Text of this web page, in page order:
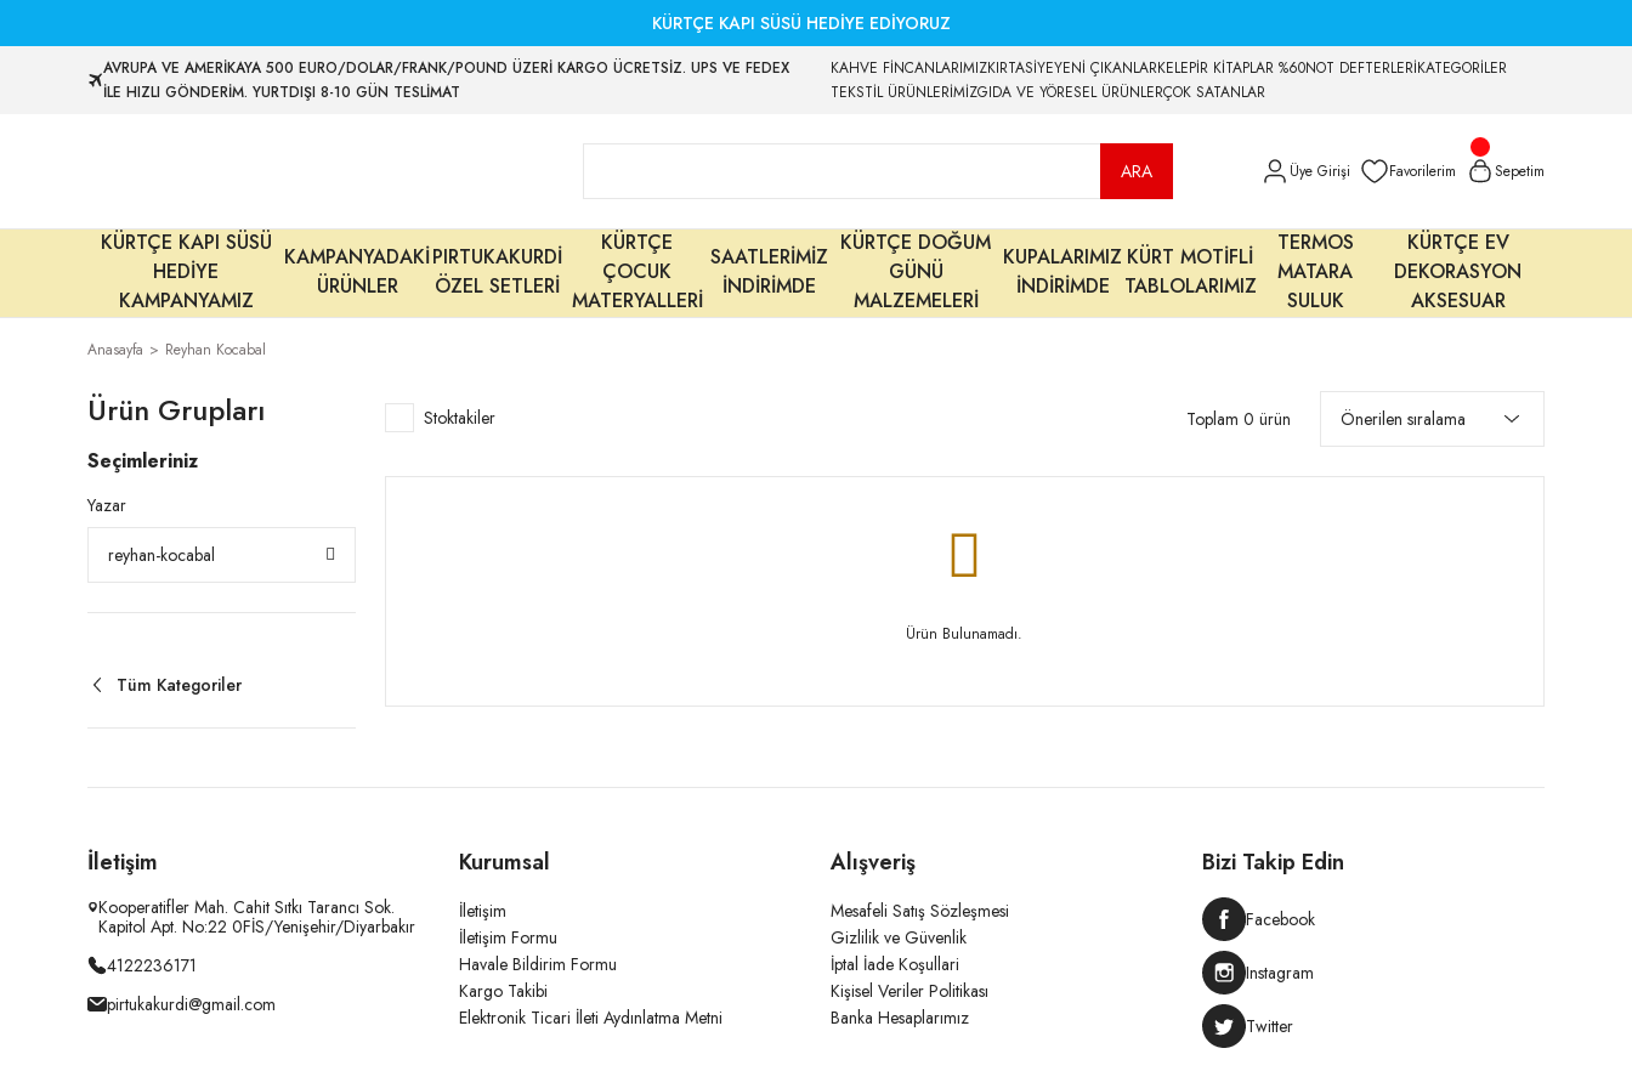
KÜRTÇE KAPI SÜSÜ HEDİYE EDİYORUZ
AVRUPA VE AMERİKAYA 500 EURO/DOLAR/FRANK/POUND ÜZERİ KARGO ÜCRETSİZ. UPS VE FEDEX
İLE HIZLI GÖNDERİM. YURTDIŞI 8-10 GÜN TESLİMAT
KAHVE FİNCANLARIMIZKIRTASİYEYENİ ÇIKANLARKELEPİR KİTAPLAR %60NOT DEFTERLERİKATEGORİLER
TEKSTİL ÜRÜNLERİMİZGIDA VE YÖRESEL ÜRÜNLERÇOK SATANLAR
ARA Üye Girişi Favorilerim Sepetim
KÜRTÇE KAPI SÜSÜ
HEDİYE
KAMPANYAMIZ
KAMPANYADAKİ
ÜRÜNLER
PIRTUKAKURDİ
ÖZEL SETLERİ
KÜRTÇE
ÇOCUK
MATERYALLERİ
SAATLERİMİZ
İNDİRİMDE
KÜRTÇE DOĞUM
GÜNÜ
MALZEMELERİ
KUPALARIMIZ
İNDİRİMDE
KÜRT MOTİFLİ
TABLOLARIMIZ
TERMOS
MATARA
SULUK
KÜRTÇE EV
DEKORASYON
AKSESUAR
Anasayfa Reyhan Kocabal
Ürün Grupları
Seçimleriniz
Yazar
reyhan-kocabal
Tüm Kategoriler
Stoktakiler Toplam 0 ürün
Ürün Bulunamadı.
İletişim
Kooperatifler Mah. Cahit Sıtkı Tarancı Sok.
Kapitol Apt. No:22 0FİS/Yenişehir/Diyarbakır
4122236171
pirtukakurdi@gmail.com
Kurumsal
İletişim
İletişim Formu
Havale Bildirim Formu
Kargo Takibi
Elektronik Ticari İleti Aydınlatma Metni
Alışveriş
Mesafeli Satış Sözleşmesi
Gizlilik ve Güvenlik
İptal İade Koşullari
Kişisel Veriler Politikası
Banka Hesaplarımız
Bizi Takip Edin
Facebook
Instagram
Twitter